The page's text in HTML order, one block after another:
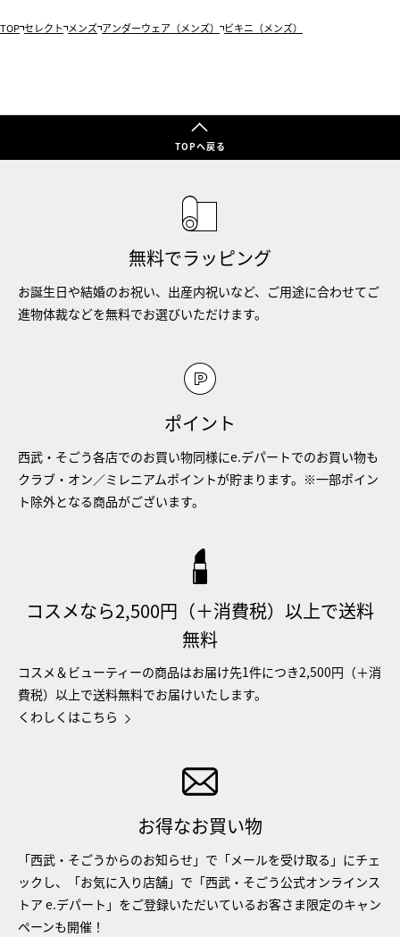
TOP セレクト メンズ アンダーウェア（メンズ） ビキニ（メンズ）
TOPへ戻る
無料でラッピング
お誕生日や結婚のお祝い、出産内祝いなど、ご用途に合わせてご
進物体裁などを無料でお選びいただけます。
ポイント
西武・そごう各店でのお買い物同様にe.デパートでのお買い物も
クラブ・オン／ミレニアムポイントが貯まります。※一部ポイン
ト除外となる商品がございます。
コスメなら2,500円（＋消費税）以上で送料
無料
コスメ＆ビューティーの商品はお届け先1件につき2,500円（＋消
費税）以上で送料無料でお届けいたします。
くわしくはこちら
お得なお買い物
「西武・そごうからのお知らせ」で「メールを受け取る」にチェ
ックし、「お気に入り店舗」で「西武・そごう公式オンラインス
トア e.デパート」をご登録いただいているお客さま限定のキャン
ペーンも開催！